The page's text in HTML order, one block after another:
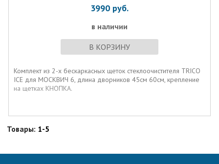
3990 руб.
в наличии
В КОРЗИНУ
Комплект из 2-х бескаркасных щеток стеклоочистителя TRICO
ICE для МОСКВИЧ 6, длина дворников 45см 60см, крепление
на щетках КНОПКА.
Товары: 1-5